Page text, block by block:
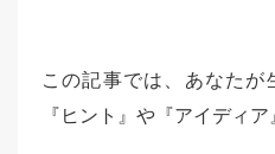
この記事では、あなた
『ヒント』や『アイディ